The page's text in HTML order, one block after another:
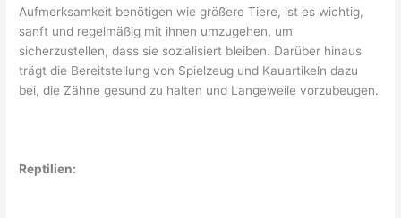
Aufmerksamkeit benötigen wie größere Tiere, ist es wichtig,
sanft und regelmäßig mit ihnen umzugehen, um
sicherzustellen, dass sie sozialisiert bleiben. Darüber hinaus
trägt die Bereitstellung von Spielzeug und Kauartikeln dazu
bei, die Zähne gesund zu halten und Langeweile vorzubeugen.
Reptilien: